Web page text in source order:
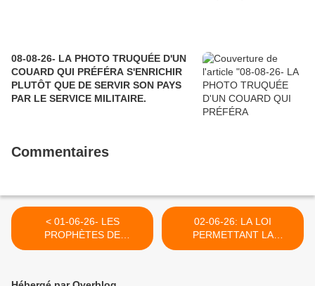
08-08-26- LA PHOTO TRUQUÉE D'UN
COUARD QUI PRÉFÉRA S'ENRICHIR
PLUTÔT QUE DE SERVIR SON PAYS
PAR LE SERVICE MILITAIRE.
Commentaires
< 01-06-26- LES
PROPHÈTES DE
L'ANCIENNE ALLIANCE,
02-06-26: LA LOI
PERMETTANT LA
PRIVATION DE LIBERTE